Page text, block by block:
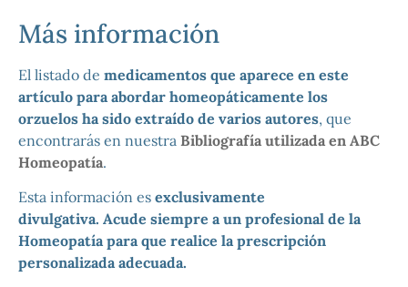
Más información
El listado de medicamentos que aparece en este
artículo para abordar homeopáticamente los
orzuelos ha sido extraído de varios autores, que
encontrarás en nuestra Bibliografía utilizada en ABC
Homeopatía.
Esta información es exclusivamente
divulgativa. Acude siempre a un profesional de la
Homeopatía para que realice la prescripción
personalizada adecuada.